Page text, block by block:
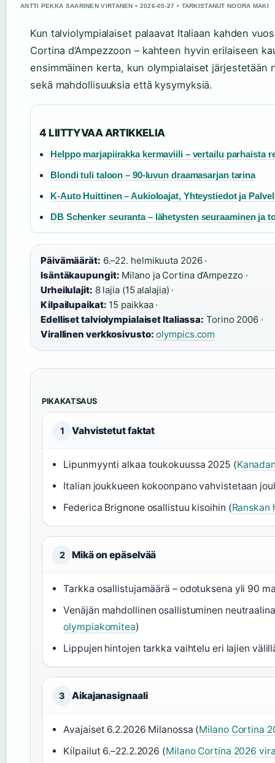
ANTTI PEKKA SAARINEN VIRTANEN • 2026-05-27 • TARKISTANUT NOORA MAKI
Kun talviolympialaiset palaavat Italiaan kahden
Cortina d’Ampezzoon – kahteen hyvin erilaiseen
ensimmäinen kerta, kun olympialaiset järjestetään
sekä mahdollisuuksia että kysymyksiä.
4 LIITTYVAA ARTIKKELIA
Helppo marjapiirakka kermaviili – vertailu parhaista
Blondi tuli taloon – 90-luvun draamasarjan tarina
K-Auto Huittinen – Aukioloajat, Yhteystiedot ja
DB Schenker seuranta – lähetysten seuraaminen ja
Päivämäärät: 6.–22. helmikuuta 2026 ·
Isäntäkaupungit: Milano ja Cortina d’Ampezzo ·
Urheilulajit: 8 lajia (15 alalajia) ·
Kilpailupaikat: 15 paikkaa ·
Edelliset talviolympialaiset Italiassa: Torino 2006 ·
Virallinen verkkosivusto: olympics.com
PIKAKATSAUS
1 Vahvistetut faktat
Lipunmyynti alkaa toukokuussa 2025 (
Italian joukkueen kokoonpano vahvistetaan
Federica Brignone osallistuu kisoihin (
2 Mikä on epäselvää
Tarkka osallistujamäärä – odotuksena yli 90
Venäjän mahdollinen osallistuminen
olympiakomitea)
Lippujen hintojen tarkka vaihtelu eri lajien
3 Aikajanasignaali
Avajaiset 6.2.2026 Milanossa (Milano Cortina
Kilpailut 6.–22.2.2026 (Milano Cortina 2026